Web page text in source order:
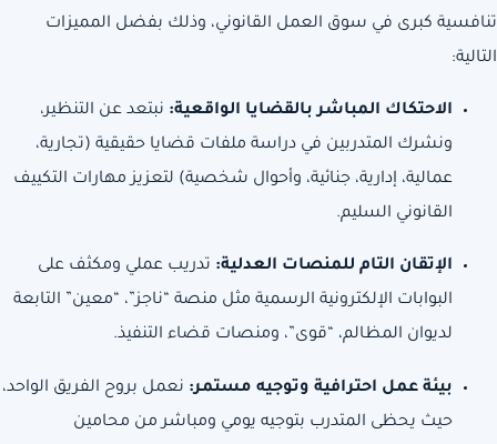
تنافسية كبرى في سوق العمل القانوني، وذلك بفضل المميزات
التالية:
الاحتكاك المباشر بالقضايا الواقعية: نبتعد عن التنظير،
ونشرك المتدربين في دراسة ملفات قضايا حقيقية (تجارية،
عمالية، إدارية، جنائية، وأحوال شخصية) لتعزيز مهارات التكييف
القانوني السليم.
الإتقان التام للمنصات العدلية: تدريب عملي ومكثف على
البوابات الإلكترونية الرسمية مثل منصة “ناجز”، “معين” التابعة
لديوان المظالم، “قوى”، ومنصات قضاء التنفيذ.
بيئة عمل احترافية وتوجيه مستمر: نعمل بروح الفريق الواحد،
حيث يحظى المتدرب بتوجيه يومي ومباشر من محامين